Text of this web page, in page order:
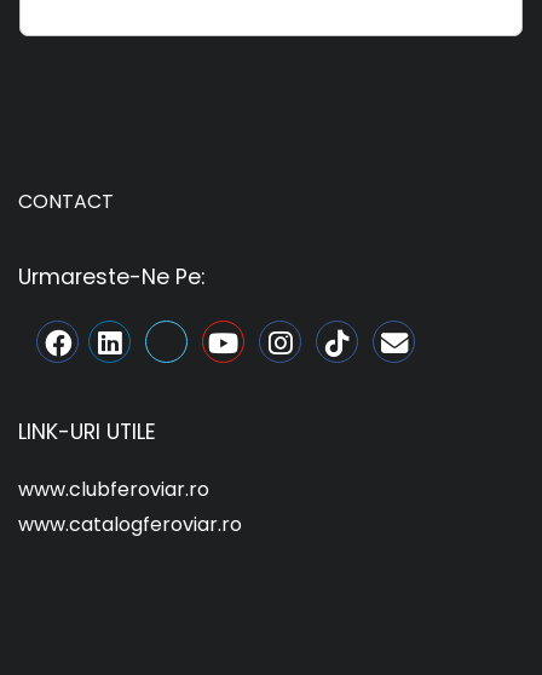
CONTACT
Urmareste-Ne Pe:
LINK-URI UTILE
www.clubferoviar.ro
www.catalogferoviar.ro